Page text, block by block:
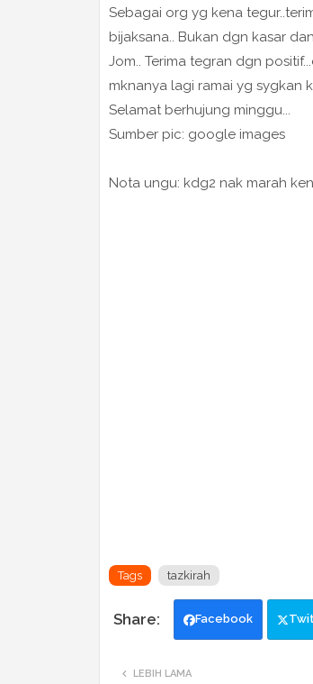
Sebagai org yg kena
bijaksana.. Bukan dgn kasar
Jom.. Terima tegran dgn
mknanya lagi ramai yg sygkan
Selamat berhujung minggu...
Sumber pic: google images
Nota ungu: kdg2 nak marah
Tags tazkirah
Facebook
LEBIH LAMA